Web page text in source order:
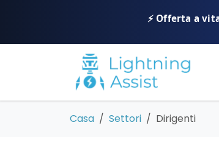
⚡ Offerta a
Casa Settori Dirigenti